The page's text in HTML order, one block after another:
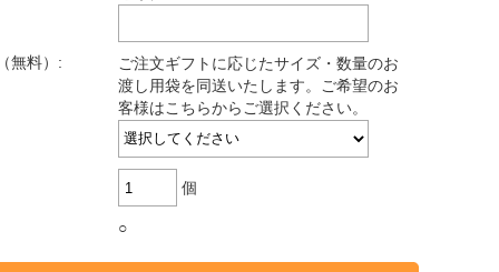
無料）:
ご注文ギフトに応じたサイズ・数量のお
渡し用袋を同送いたします。ご希望のお
客様はこちらからご選択ください。
個
○